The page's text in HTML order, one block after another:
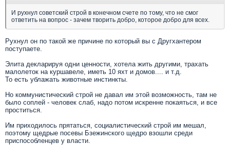
И рухнул советский строй в конечном счете по тому, что не смог
ответить на вопрос - зачем творить добро, которое добро для всех.
Рухнул он по такой же причине по который вы с Другхантером
поступаете.
Элита декларируя одни ценности, хотела жить другими, трахать
малолеток на куршавеле, иметь 10 яхт и домов.... и т.д.
То есть ублажать животные инстинкты.
Но коммунистический строй не давал им этой возможность, там не
было соплей - человек слаб, надо потом искренне покаяться, и все
проститься.
Им приходилось прятаться, социалистический строй им мешал,
поэтому щедрые посевы Бзежинского щедро взошли среди
приспособленцев у власти.